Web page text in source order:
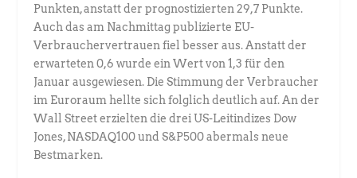
Punkten, anstatt der prognostizierten 29,7 Punkte.
Auch das am Nachmittag publizierte EU-
Verbrauchervertrauen fiel besser aus. Anstatt der
erwarteten 0,6 wurde ein Wert von 1,3 für den
Januar ausgewiesen. Die Stimmung der Verbraucher
im Euroraum hellte sich folglich deutlich auf. An der
Wall Street erzielten die drei US-Leitindizes Dow
Jones, NASDAQ100 und S&P500 abermals neue
Bestmarken.